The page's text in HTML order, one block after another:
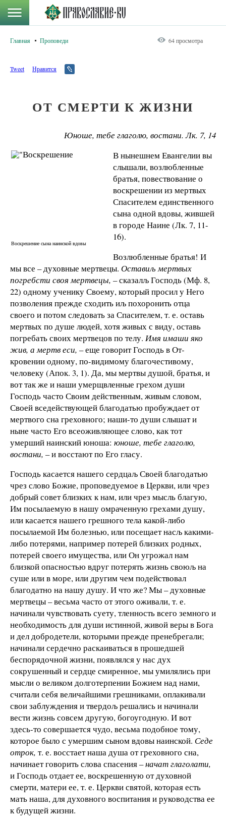
Главная Проповеди 64 просмотра
Tweet Нравится
ОТ СМЕРТИ К ЖИЗНИ
Юноше, тебе глаголю, востани. Лк. 7, 14
Воскрешение сына наинской вдовы
В нынешнем Евангелии вы
слышали, возлюбленные
бра­тья, повествование о
воскрешении из мертвых
Спасите­лем единственного
сына одной вдовы, жившей
в городе Наи­не (Лк. 7, 11-
16).
Возлюбленные братья! И
мы все – духовные мертвецы. Оставиљ мертвых
погребсти своя мертвецы, – сказалљ Господь (Мф. 8,
22) одному ученику Своему, который просил у Него
позволения прежде сходить иљ похоронить отца
своего и потом следовать за Спасителем, т. е. оставь
мертвых по душе людей, хотя живых с виду, оставь
погребать своих мертвецов по телу. Имя имаши яко
жив, а мертв еси, – еще говорит Господь в От­
кровении одному, по-видимому благочестивому,
человеку (Апок. 3, 1). Да, мы мертвы душой, братья, и
вот так же и на­ши умерщвленные грехом души
Господь часто Своим дейст­венным, живым словом,
Своей вседействующей благодатью пробуждает от
мертвого сна греховного; наши-то души слы­шат и
ныне часто Его всеоживляющее слово, как тот
умерший наинский юноша: юноше, тебе глаголю,
востани, – и восстают по Его гласу.
Господь касается нашего сердцаљ Своей благодатью
чрез слово Божие, проповедуемое в Церкви, или чрез
добрый совет близких к нам, или чрез мысль благую,
Им посылаемую в на­шу омраченную грехами душу,
или касается нашего грешного тела какой-либо
посылаемой Им болезнью, или посещает насљ какими-
либо потерями, например потерей близких родных,
потерей своего имущества, или Он угрожал нам
близкой опас­ностью вдруг потерять жизнь своюљ на
суше или в море, или другим чем подействовал
благодатно на нашу душу. И что же? Мы – духовные
мертвецы – весьма часто от этого ожива­ли, т. е.
начинали чувствовать суету, тленность всего земного и
необходимость для души истинной, живой веры в Бога
и дел добродетели, которыми прежде пренебрегали;
начинали сер­дечно раскаиваться в прошедшей
беспорядочной жизни, по­являлся у нас дух
сокрушенный и сердце смиренное, мы уми­лялись при
мысли о великом долготерпении Божием над на­ми,
считали себя величайшими грешниками, оплакивали
свои заблуждения и твердољ решались и начинали
вести жизнь сов­сем другую, богоугодную. И вот
здесь-то совершается чудо, весьма подобное тому,
которое было с умершим сыном вдовы наинской. Седе
отрок, т. е. восстает наша душа от греховного сна,
начинает говорить слова спасения –начат глаголати,
и Господь отдает ее, воскрешенную от духовной
смерти, матери ее, т. е. Церкви святой, которая есть
мать наша, для духовного воспитания и руководства ее
к будущей жизни.